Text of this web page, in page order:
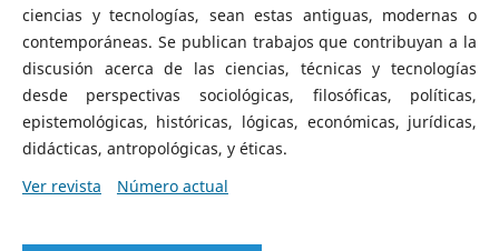
ciencias y tecnologías, sean estas antiguas, modernas o
contemporáneas. Se publican trabajos que contribuyan a la
discusión acerca de las ciencias, técnicas y tecnologías
desde perspectivas sociológicas, filosóficas, políticas,
epistemológicas, históricas, lógicas, económicas, jurídicas,
didácticas, antropológicas, y éticas.
Ver revista
Número actual